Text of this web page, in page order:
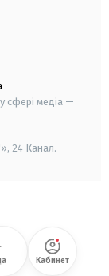
сфері медіа —
24 Канал.
Кабинет